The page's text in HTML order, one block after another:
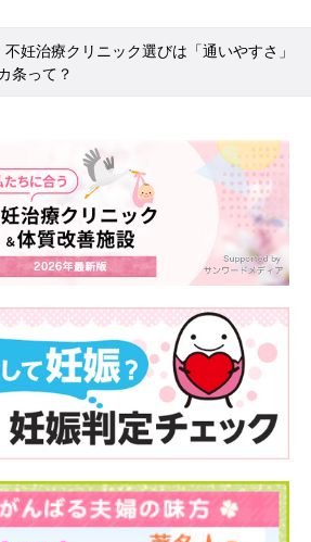
不妊治療クリニック選びは「通いやすさ」
条って？